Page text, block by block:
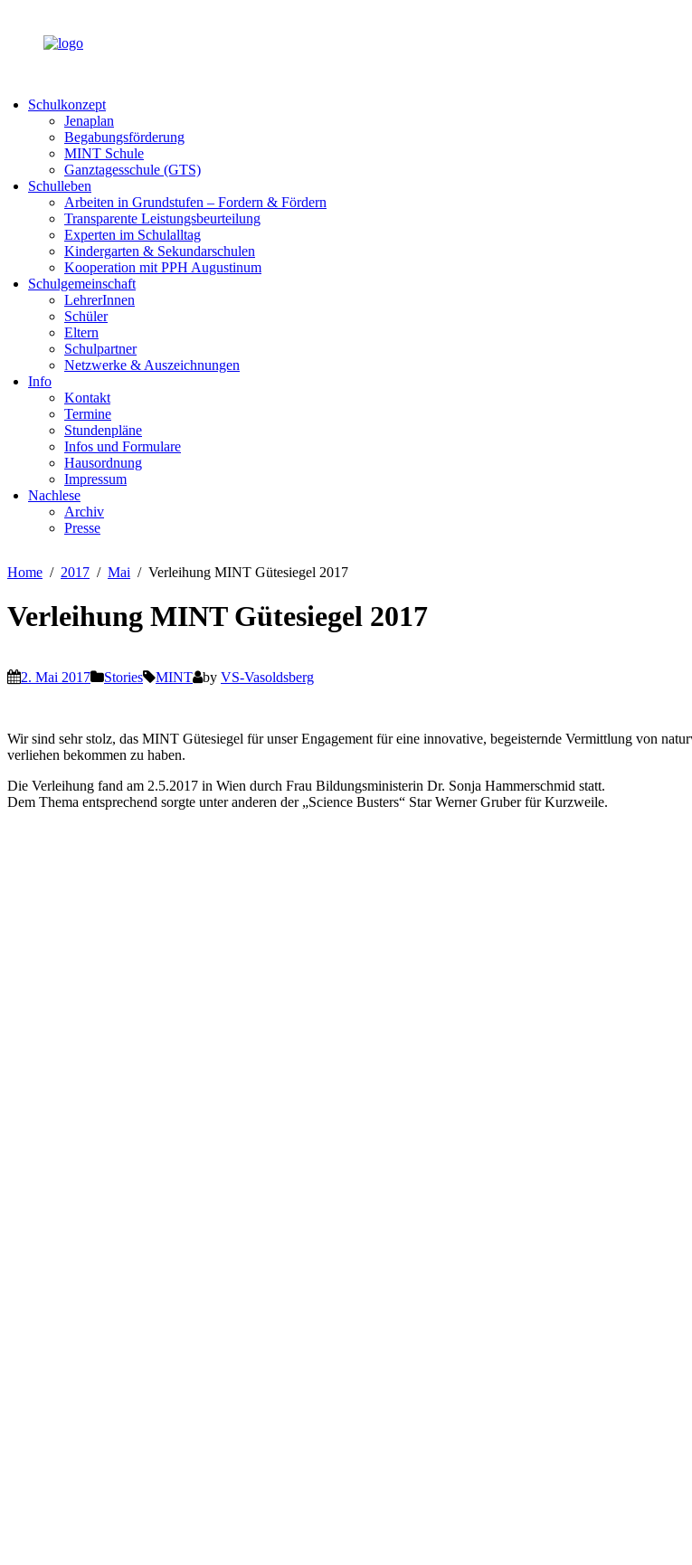
Schulkonzept
Jenaplan
Begabungsförderung
MINT Schule
Ganztagesschule (GTS)
Schulleben
Arbeiten in Grundstufen – Fordern & Fördern
Transparente Leistungsbeurteilung
Experten im Schulalltag
Kindergarten & Sekundarschulen
Kooperation mit PPH Augustinum
Schulgemeinschaft
LehrerInnen
Schüler
Eltern
Schulpartner
Netzwerke & Auszeichnungen
Info
Kontakt
Termine
Stundenpläne
Infos und Formulare
Hausordnung
Impressum
Nachlese
Archiv
Presse
Home 2017 Mai Verleihung MINT Gütesiegel 2017
Verleihung MINT Gütesiegel 2017
2. Mai 2017 Stories MINT by VS-Vasoldsberg
Wir sind sehr stolz, das MINT Gütesiegel für unser Engagement für eine innovative, begeisternde Vermittlung von
verliehen bekommen zu haben.
Die Verleihung fand am 2.5.2017 in Wien durch Frau Bildungsministerin Dr. Sonja Hammerschmid statt.
Dem Thema entsprechend sorgte unter anderen der „Science Busters“ Star Werner Gruber für Kurzweile.